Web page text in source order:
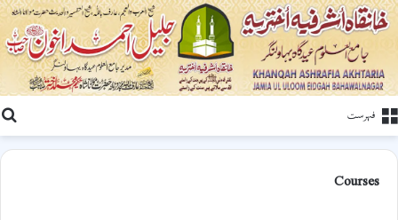
فہرست
Courses